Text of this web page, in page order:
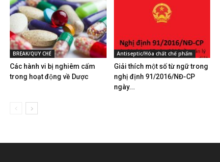
BREAK/QUY CHẾ
Các hành vi bị nghiêm cấm
trong hoạt động về Dược
Antiseptic/Hóa chất chế phẩm
Giải thích một số từ ngữ trong
nghị định 91/2016/NĐ-CP
ngày...